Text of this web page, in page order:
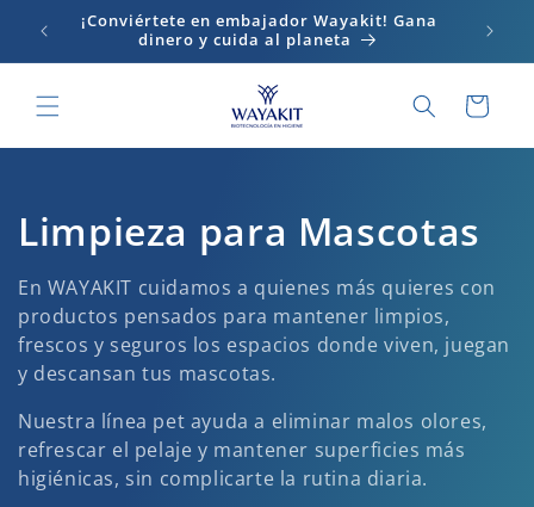
directamente¡-10% De descuento en 1era compra al
suscribirte!
Carrito
C
o
l
e
c
c
Limpieza para Mascotas
En WAYAKIT cuidamos a quienes más quieres con
productos pensados para mantener limpios,
frescos y seguros los espacios donde viven, juegan
y descansan tus mascotas.
Nuestra línea pet ayuda a eliminar malos olores,
refrescar el pelaje y mantener superficies más
higiénicas, sin complicarte la rutina diaria.